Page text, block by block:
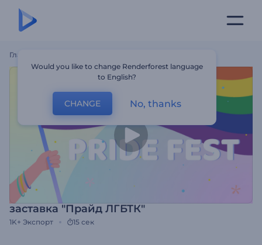
Главная
заставка "Прайд ЛГБТК"
1K+ Экспорт 15 сек
Would you like to change Renderforest language
to English?
CHANGE No, thanks